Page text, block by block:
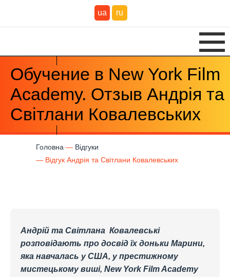
ua ru
Обучение в New York Film
Academy. Отзыв Андрія та
Світлани Ковалевських
Головна
Відгуки
Відгук Андрія та Світлани Ковалевських
Андрій та Світлана Ковалевські
розповідають про досвід їх доньки Марини,
яка навчалась у США, у престижному
мистецькому виші, New York Film Academy